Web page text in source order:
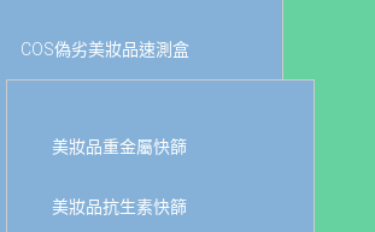
COS偽劣美妝品速測盒
美妝品重金屬快篩
美妝品抗生素快篩